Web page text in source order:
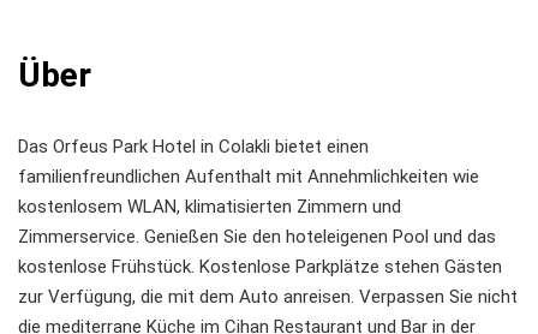
Über
Das Orfeus Park Hotel in Colakli bietet einen
familienfreundlichen Aufenthalt mit Annehmlichkeiten wie
kostenlosem WLAN, klimatisierten Zimmern und
Zimmerservice. Genießen Sie den hoteleigenen Pool und das
kostenlose Frühstück. Kostenlose Parkplätze stehen Gästen
zur Verfügung, die mit dem Auto anreisen. Verpassen Sie nicht
die mediterrane Küche im Cihan Restaurant und Bar in der